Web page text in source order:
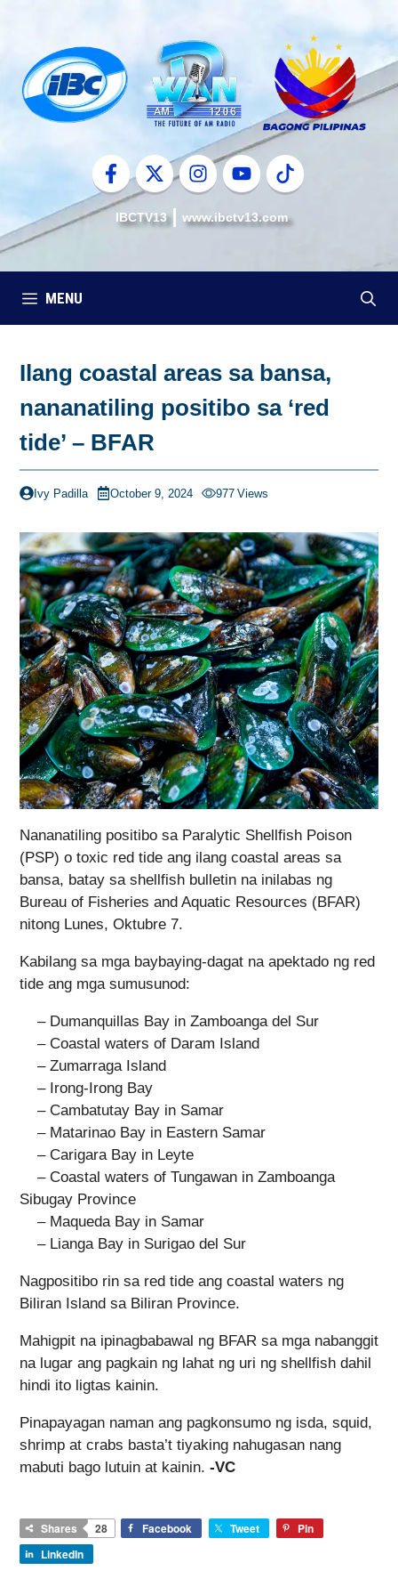
content
IBCTV13 www.ibctv13.com
MENU
Ilang coastal areas sa bansa,
nananatiling positibo sa ‘red
tide’ – BFAR
Ivy Padilla October 9, 2024 977 Views
Nananatiling positibo sa Paralytic Shellfish Poison
(PSP) o toxic red tide ang ilang coastal areas sa
bansa, batay sa shellfish bulletin na inilabas ng
Bureau of Fisheries and Aquatic Resources (BFAR)
nitong Lunes, Oktubre 7.
Kabilang sa mga baybaying-dagat na apektado ng red
tide ang mga sumusunod:
– Dumanquillas Bay in Zamboanga del Sur
– Coastal waters of Daram Island
– Zumarraga Island
– Irong-Irong Bay
– Cambatutay Bay in Samar
– Matarinao Bay in Eastern Samar
– Carigara Bay in Leyte
– Coastal waters of Tungawan in Zamboanga
Sibugay Province
– Maqueda Bay in Samar
– Lianga Bay in Surigao del Sur
Nagpositibo rin sa red tide ang coastal waters ng
Biliran Island sa Biliran Province.
Mahigpit na ipinagbabawal ng BFAR sa mga nabanggit
na lugar ang pagkain ng lahat ng uri ng shellfish dahil
hindi ito ligtas kainin.
Pinapayagan naman ang pagkonsumo ng isda, squid,
shrimp at crabs basta’t tiyaking nahugasan nang
mabuti bago lutuin at kainin. -VC
Shares 28 Facebook Tweet
Pin
LinkedIn